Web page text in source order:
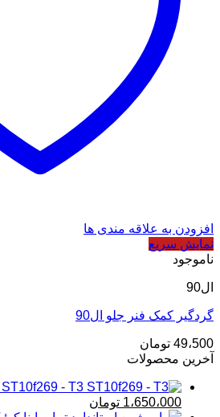
افزودن به علاقه مندی ها
نمایش سریع
ناموجود
ال90
گردگیر کمک فنر جلو ال90
49،500 تومان
آخرین محصولات
ST10f269 - T3
قیمت
1،650،000 تومان